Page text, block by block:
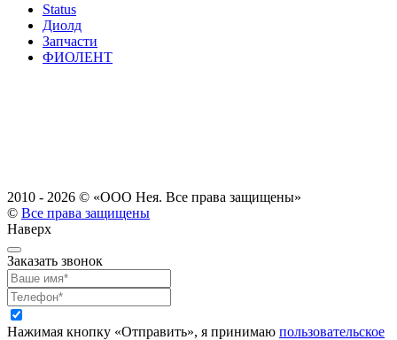
Status
Диолд
Запчасти
ФИОЛЕНТ
2010 - 2026 © «ООО Нея. Все права защищены»
© Все права защищены
Наверх
Заказать звонок
Нажимая кнопку «Отправить», я принимаю пользовательское